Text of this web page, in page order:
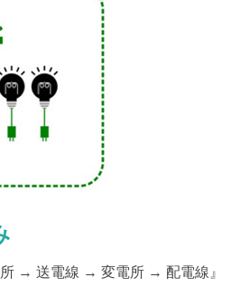
所 → 送電線 → 変電所 → 配電線